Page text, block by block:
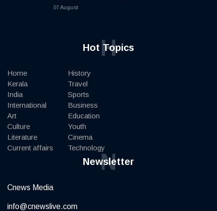
07 August
Hot Topics
H
Home
Kerala
India
International
Art
Culture
Literature
Current affairs
History
Travel
Sports
Business
Education
Youth
Cinema
Technology
Newsletter
N
Cnews Media
info@cnewslive.com